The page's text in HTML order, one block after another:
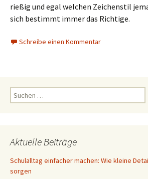
rießig und egal welchen Zeichenstil
sich bestimmt immer das Richtige.
Schreibe einen Kommentar
Suchen
nach:
Aktuelle Beiträge
Schulalltag einfacher machen: Wie kleine
sorgen